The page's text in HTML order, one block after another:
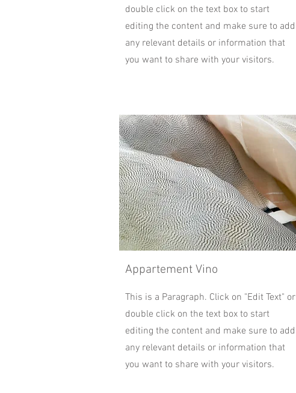
double click on the text box to start
editing the content and make sure to add
any relevant details or information that
you want to share with your visitors.
Appartement Vino
This is a Paragraph. Click on "Edit Text" or
double click on the text box to start
editing the content and make sure to add
any relevant details or information that
you want to share with your visitors.